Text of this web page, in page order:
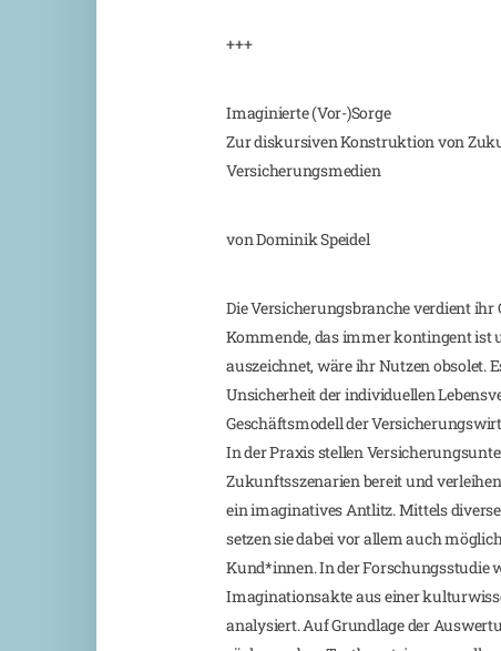
+++
Imaginierte (Vor-)Sorge
Zur diskursiven Konstruktion von
Versicherungsmedien
von Dominik Speidel
Die Versicherungsbranche verdient ihr
Kommende, das immer kontingent ist
auszeichnet, wäre ihr Nutzen obsolet.
Unsicherheit der individuellen
Geschäftsmodell der
In der Praxis stellen
Zukunftsszenarien bereit und
ein imaginatives Antlitz. Mittels
setzen sie dabei vor allem auch
Kund*innen. In der Forschungsstudie
Imaginationsakte aus einer
analysiert. Auf Grundlage der